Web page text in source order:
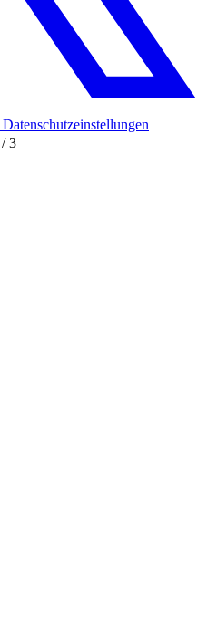
/3
Datenschutzeinstellungen